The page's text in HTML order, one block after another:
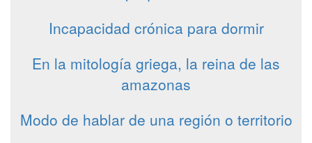
Incapacidad crónica para dormir
En la mitología griega, la reina de las
amazonas
Modo de hablar de una región o territorio